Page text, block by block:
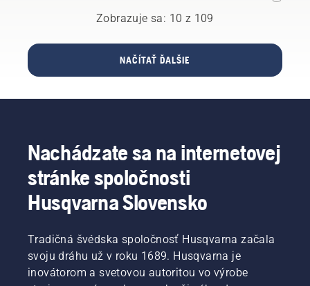
môže
byť
výrazný.
aspekty,
rozhodovaní
ktorá
píla je tá
pravá.
Zobrazuje sa: 10 z 109
NAČÍTAŤ ĎALŠIE
Nachádzate sa na internetovej
stránke spoločnosti
Husqvarna Slovensko
Tradičná švédska spoločnosť Husqvarna začala
svoju dráhu už v roku 1689. Husqvarna je
inovátorom a svetovou autoritou vo výrobe